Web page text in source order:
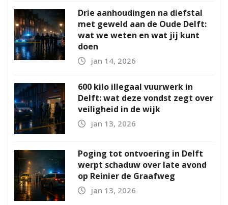
Drie aanhoudingen na diefstal
met geweld aan de Oude Delft:
wat we weten en wat jij kunt
doen
jan 14, 2026
600 kilo illegaal vuurwerk in
Delft: wat deze vondst zegt over
veiligheid in de wijk
jan 13, 2026
Poging tot ontvoering in Delft
werpt schaduw over late avond
op Reinier de Graafweg
jan 13, 2026